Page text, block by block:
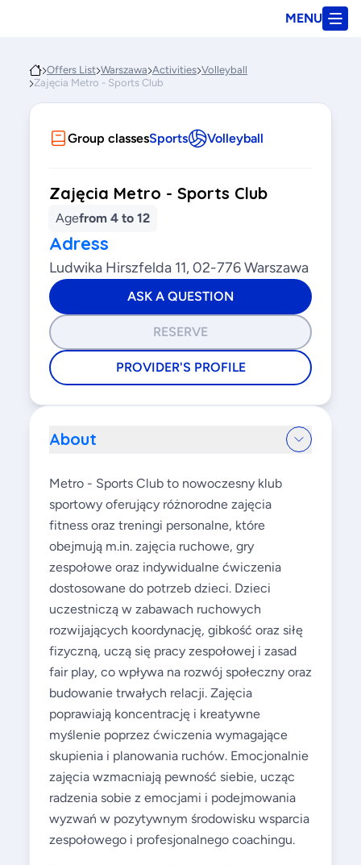
MENU
Offers List Warszawa Activities Volleyball
Zajęcia Metro - Sports Club
Group classesSports Volleyball
Zajęcia Metro - Sports Club
Agefrom 4 to 12
Adress
Ludwika Hirszfelda 11, 02-776 Warszawa
ASK A QUESTION
RESERVE
PROVIDER'S PROFILE
About
Metro - Sports Club to nowoczesny klub
sportowy oferujący różnorodne zajęcia
fitness oraz treningi personalne, które
obejmują m.in. zajęcia ruchowe, gry
zespołowe oraz indywidualne ćwiczenia
dostosowane do potrzeb dzieci. Dzieci
uczestniczą w zabawach ruchowych
rozwijających koordynację, gibkość oraz siłę
fizyczną, uczą się pracy zespołowej i zasad
fair play, co wpływa na rozwój społeczny oraz
budowanie trwałych relacji. Zajęcia
poprawiają koncentrację i kreatywne
myślenie poprzez ćwiczenia wymagające
skupienia i planowania ruchów. Emocjonalnie
zajęcia wzmacniają pewność siebie, ucząc
radzenia sobie z emocjami i podejmowania
wyzwań w pozytywnym środowisku wsparcia
zespołowego i profesjonalnego coachingu.